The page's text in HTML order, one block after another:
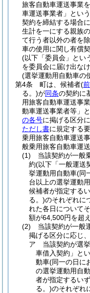
旅客自動車運送事業
車運送事業者」とい
契約を締結する場合
生計を一にする親族
て行う者以外の者を
車の使用に関し有償
(以下「委員会」とい
を委員会に届け出な
(選挙運動用自動車の
第4条
町は、候補者(
る。)が同条の契約に
用旅客自動車運送事
動車運送事業者等」
の各号に掲げる区分
ただし書に規定する
乗用旅客自動車運送
般乗用旅客自動車運
(1)
当該契約が一般
約(以下「一般運送
挙運動用自動車(同
台以上の選挙運動
候補者が指定する
る。)のそれぞれに
れた各日について
額が64,500円を超
(2)
当該契約が一般
掲げる区分に応じ
ア
当該契約が選
車借入契約」と
動車(同一の日に
の選挙運動用自
者が指定するい
る。)のそれぞれ